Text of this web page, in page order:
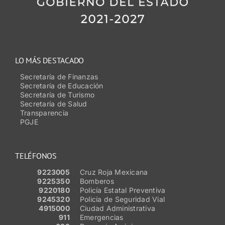
TELÉFONOS
9223005
Cruz Roja Mexicana
9225350
Bomberos
9220180
Policía Estatal Preventiva
9245320
Policía de Seguridad Vial
4915000
Ciudad Administrativa
911
Emergencias
LO MÁS DESTACADO
Secretaría de Finanzas
Secretaría de Educación
Secretaría de Turismo
Secretaría de Salud
Transparencia
PGJE